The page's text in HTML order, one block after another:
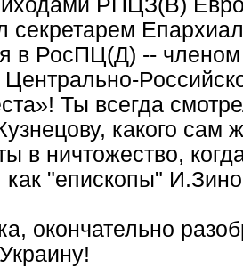
РПЦЗ(В)
секретарем
в РосПЦ(Д) --
Центрально-
Ты всегда
какого сам
в ничтожество,
как "епископы"
окончательно